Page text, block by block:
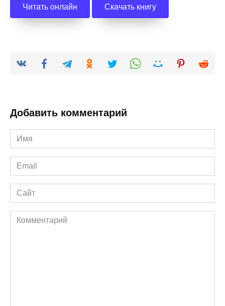
Читать онлайн Скачать книгу
Добавить комментарий
Имя
*
Email
*
Сайт
Комментарий